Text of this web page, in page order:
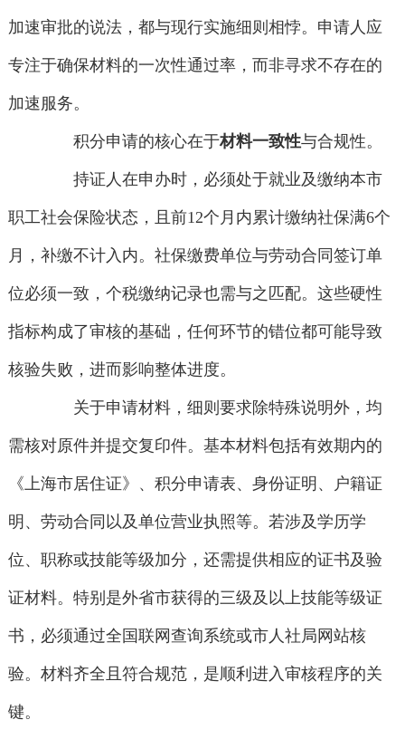
加速审批的说法，都与现行实施细则相悖。申请人应
专注于确保材料的一次性通过率，而非寻求不存在的
加速服务。
积分申请的核心在于材料一致性与合规性。
持证人在申办时，必须处于就业及缴纳本市
职工社会保险状态，且前12个月内累计缴纳社保满6个
月，补缴不计入内。社保缴费单位与劳动合同签订单
位必须一致，个税缴纳记录也需与之匹配。这些硬性
指标构成了审核的基础，任何环节的错位都可能导致
核验失败，进而影响整体进度。
关于申请材料，细则要求除特殊说明外，均
需核对原件并提交复印件。基本材料包括有效期内的
《上海市居住证》、积分申请表、身份证明、户籍证
明、劳动合同以及单位营业执照等。若涉及学历学
位、职称或技能等级加分，还需提供相应的证书及验
证材料。特别是外省市获得的三级及以上技能等级证
书，必须通过全国联网查询系统或市人社局网站核
验。材料齐全且符合规范，是顺利进入审核程序的关
键。